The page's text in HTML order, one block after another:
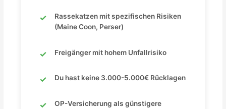
Rassekatzen mit spezifischen Risiken
(Maine Coon, Perser)
Freigänger mit hohem Unfallrisiko
Du hast keine 3.000-5.000€ Rücklagen
OP-Versicherung als günstigere